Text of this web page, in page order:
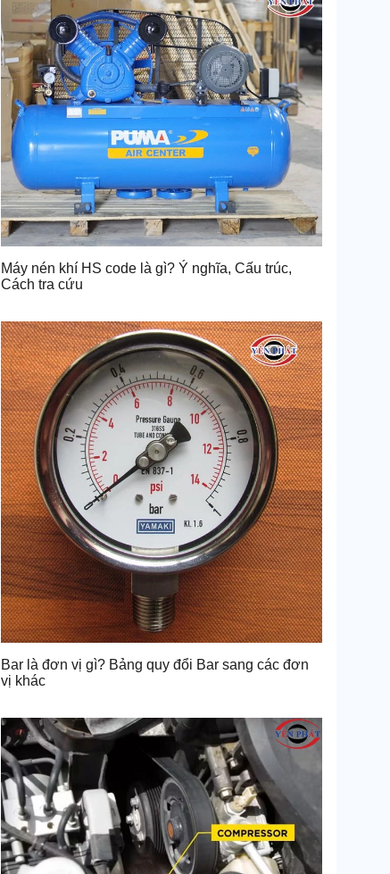
Máy nén khí HS code là gì? Ý nghĩa, Cấu trúc,
Cách tra cứu
Bar là đơn vị gì? Bảng quy đổi Bar sang các đơn
vị khác